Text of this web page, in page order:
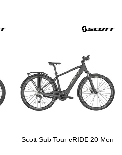
Scott Sub Tour eRIDE 20 Men